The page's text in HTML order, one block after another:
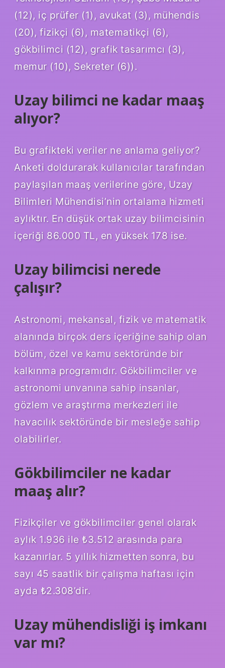
(12), iç prüfer (1), avukat (3), mühendis
(20), fizikçi (6), matematikçi (6),
gökbilimci (12), grafik tasarımcı (3),
memur (10), Sekreter (6)).
Uzay bilimci ne kadar maaş
alıyor?
Bu grafikteki veriler ne anlama geliyor?
Anketi doldurarak kullanıcılar tarafından
paylaşılan maaş verilerine göre, Uzay
Bilimleri Mühendisi’nin ortalama hizmeti
aylıktır. En düşük ortak uzay bilimcisinin
içeriği 86.000 TL, en yüksek 178 ise.
Uzay bilimcisi nerede
çalışır?
Astronomi, mekansal, fizik ve matematik
alanında birçok ders içeriğine sahip olan
bölüm, özel ve kamu sektöründe bir
kalkınma programıdır. Gökbilimciler ve
astronomi unvanına sahip insanlar,
gözlem ve araştırma merkezleri ile
havacılık sektöründe bir mesleğe sahip
olabilirler.
Gökbilimciler ne kadar
maaş alır?
Fizikçiler ve gökbilimciler genel olarak
aylık 1.936 ile ₺3.512 arasında para
kazanırlar. 5 yıllık hizmetten sonra, bu
sayı 45 saatlik bir çalışma haftası için
ayda ₺2.308’dir.
Uzay mühendisliği iş imkanı
var mı?